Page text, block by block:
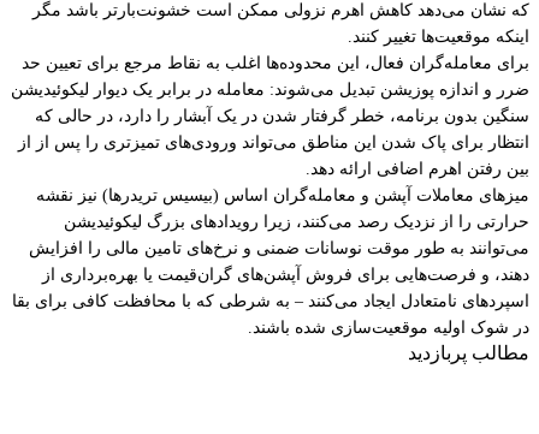
که نشان می‌دهد کاهش اهرم نزولی ممکن است خشونت‌بارتر باشد مگر
اینکه موقعیت‌ها تغییر کنند.
برای معامله‌گران فعال، این محدوده‌ها اغلب به نقاط مرجع برای تعیین حد
ضرر و اندازه پوزیشن تبدیل می‌شوند: معامله در برابر یک دیوار لیکوئیدیشن
سنگین بدون برنامه، خطر گرفتار شدن در یک آبشار را دارد، در حالی که
انتظار برای پاک شدن این مناطق می‌تواند ورودی‌های تمیزتری را پس از از
بین رفتن اهرم اضافی ارائه دهد.
میزهای معاملات آپشن و معامله‌گران اساس (بیسیس تریدرها) نیز نقشه
حرارتی را از نزدیک رصد می‌کنند، زیرا رویدادهای بزرگ لیکوئیدیشن
می‌توانند به طور موقت نوسانات ضمنی و نرخ‌های تامین مالی را افزایش
دهند، و فرصت‌هایی برای فروش آپشن‌های گران‌قیمت یا بهره‌برداری از
اسپرد‌های نامتعادل ایجاد می‌کنند – به شرطی که با محافظت کافی برای بقا
در شوک اولیه موقعیت‌سازی شده باشند.
مطالب پربازدید